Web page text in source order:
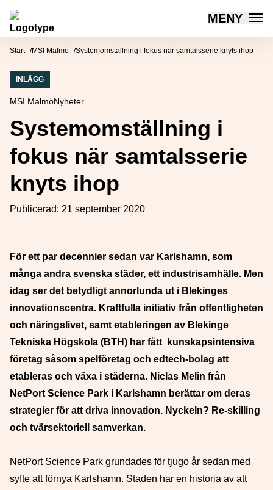
Hoppa till innehåll
Mötesplatsen Social Innovation MENY
Start MSI Malmö Systemomställning i fokus när samtalsserie knyts ihop
INLÄGG
MSI MalmöNyheter
Systemomställning i
fokus när samtalsserie
knyts ihop
Publicerad: 21 september 2020
För ett par decennier sedan var Karlshamn, som
många andra svenska städer, ett industrisamhälle. Men
idag ser det betydligt annorlunda ut i Blekinges
innovationscentra. Kraftfulla initiativ från offentligheten
och näringslivet, samt etableringen av Blekinge
Tekniska Högskola (BTH) har fått kunskapsintensiva
företag såsom spelföretag och edtech-bolag att
etableras och växa i städerna. Niclas Melin från
NetPort Science Park i Karlshamn berättar om deras
strategier för att driva innovation. Nyckeln? Re-skilling
och tvärsektoriell samverkan.
NetPort Science Park grundades för tjugo år sedan med
syfte att förnya Karlshamn. Staden har en historia av att